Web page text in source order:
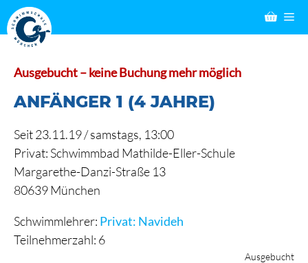
Zum
Inhalt
springen
Ausgebucht – keine Buchung mehr möglich
ANFÄNGER 1 (4 JAHRE)
Seit 23.11.19 / samstags, 13:00
Privat: Schwimmbad Mathilde-Eller-Schule
Margarethe-Danzi-Straße 13
80639 München
Schwimmlehrer: Privat: Navideh
Teilnehmerzahl: 6
Ausgebucht